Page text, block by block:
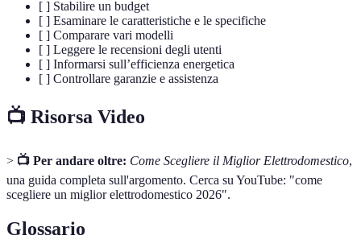
[ ] Stabilire un budget
[ ] Esaminare le caratteristiche e le specifiche
[ ] Comparare vari modelli
[ ] Leggere le recensioni degli utenti
[ ] Informarsi sull’efficienza energetica
[ ] Controllare garanzie e assistenza
📺 Risorsa Video
> 📺 Per andare oltre: Come Scegliere il Miglior Elettrodomestico,
una guida completa sull'argomento. Cerca su YouTube: "come
scegliere un miglior elettrodomestico 2026".
Glossario